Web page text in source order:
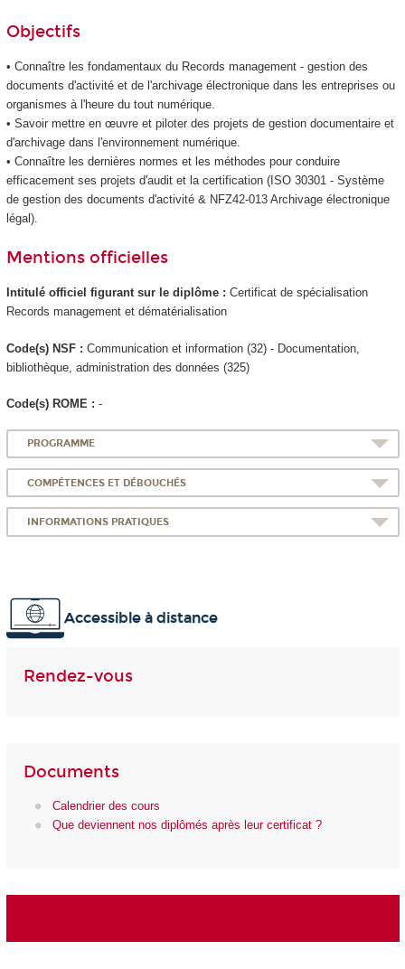
Objectifs
• Connaître les fondamentaux du Records management - gestion des
documents d'activité et de l'archivage électronique dans les entreprises ou
organismes à l'heure du tout numérique.
• Savoir mettre en œuvre et piloter des projets de gestion documentaire et
d'archivage dans l'environnement numérique.
• Connaître les dernières normes et les méthodes pour conduire
efficacement ses projets d'audit et la certification (ISO 30301 - Système
de gestion des documents d'activité & NFZ42-013 Archivage électronique
légal).
Mentions officielles
Intitulé officiel figurant sur le diplôme : Certificat de spécialisation
Records management et dématérialisation
Code(s) NSF : Communication et information (32) - Documentation,
bibliothèque, administration des données (325)
Code(s) ROME : -
PROGRAMME
COMPÉTENCES ET DÉBOUCHÉS
INFORMATIONS PRATIQUES
Accessible à distance
Rendez-vous
Documents
Calendrier des cours
Que deviennent nos diplômés après leur certificat ?